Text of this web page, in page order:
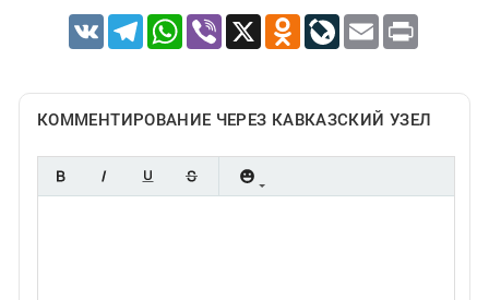
VK TelegramWhatsApp
Viber X Odnoklassniki
LiveJournal
Email Print
КОММЕНТИРОВАНИЕ ЧЕРЕЗ КАВКАЗСКИЙ УЗЕЛ